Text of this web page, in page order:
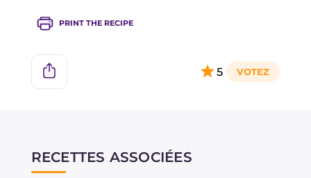
PRINT THE RECIPE
5
RECETTES ASSOCIÉES